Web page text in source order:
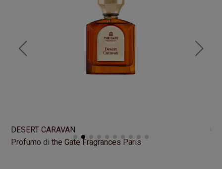
DESERT CARAVAN
Profumo dithe Gate Fragrances Paris